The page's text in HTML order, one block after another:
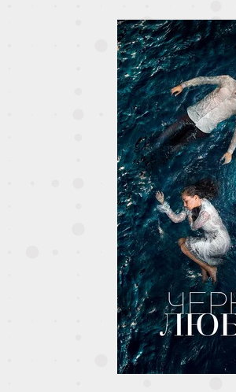
163 серия
164 серия
167 серия
168 серия
171 серия
172 серия
175 серия
176 серия
179 серия
180 серия
183 серия
184 серия
187 серия
188 серия
191 серия
192 серия
195 серия
196 серия
199 серия
200 серия